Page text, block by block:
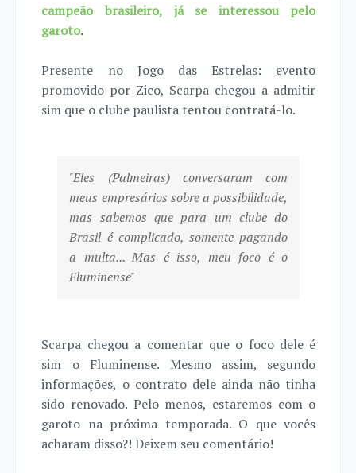
campeão brasileiro, já se interessou pelo
garoto.
Presente no Jogo das Estrelas: evento
promovido por Zico, Scarpa chegou a admitir
sim que o clube paulista tentou contratá-lo.
"Eles (Palmeiras) conversaram com
meus empresários sobre a possibilidade,
mas sabemos que para um clube do
Brasil é complicado, somente pagando
a multa... Mas é isso, meu foco é o
Fluminense"
Scarpa chegou a comentar que o foco dele é
sim o Fluminense. Mesmo assim, segundo
informações, o contrato dele ainda não tinha
sido renovado. Pelo menos, estaremos com o
garoto na próxima temporada. O que vocês
acharam disso?! Deixem seu comentário!